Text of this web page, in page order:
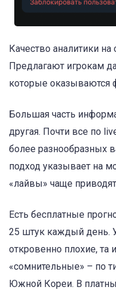
Качество аналитики
Предлагают игрокам
которые оказываются
Большая часть
другая. Почти все по
более разнообразных
подход указывает на
«лайвы» чаще
Есть бесплатные
25 штук каждый день.
откровенно плохие, та
«сомнительные» – по
Южной Кореи. В